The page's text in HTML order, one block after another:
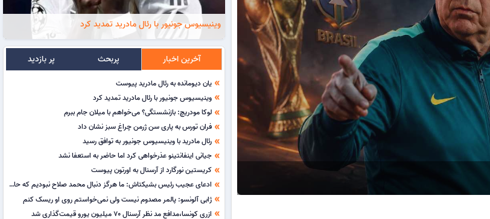
وینیسیوس جونیور با رئال مادرید تمدید کرد
آخرین اخبار پربحث پر بازدید
double_arrow یان دیومانده به رئال مادرید پیوست
double_arrow وینیسیوس جونیور با رئال مادرید تمدید کرد
double_arrow لوکا مودریچ: بازنشستگی؟ می‌خواهم با میلان جام ببرم
double_arrow فران تورس به پاری سن ژرمن چراغ سبز نشان داد
double_arrow رئال مادرید با وینیسیوس جونیور به توافق رسید
double_arrow جیانی اینفانتینو عذرخواهی کرد اما حاضر به استعفا نشد
double_arrow کریستین نورگارد از آرسنال به اورتون پیوست
double_arrow ادعای عجیب رئیس بشیکتاش: ما هرگز دنبال محمد صلاح نبودیم که حالا او را از دست داده باشیم!
double_arrow ژابی آلونسو: پالمر مصدوم نیست ولی نمی‌خواستم روی او ریسک کنم
double_arrow ازری کونسا،مدافع مد نظر آرسنال 70 میلیون یورو قیمت‌گذاری شد